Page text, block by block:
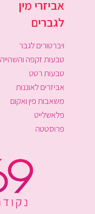
אביזרי מין
לגברים
ויברטורים לגבר
טבעות זקפה והשהייה
טבעות רטט
אביזרים לאוננות
משאבות פין ואקום
פלאשלייט
פרוסטטה